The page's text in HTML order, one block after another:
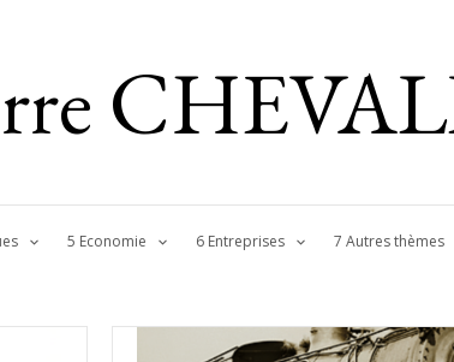
5 Economie 6 Entreprises 7 Autres thèmes